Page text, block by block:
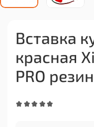
Вставка
красная
PRO